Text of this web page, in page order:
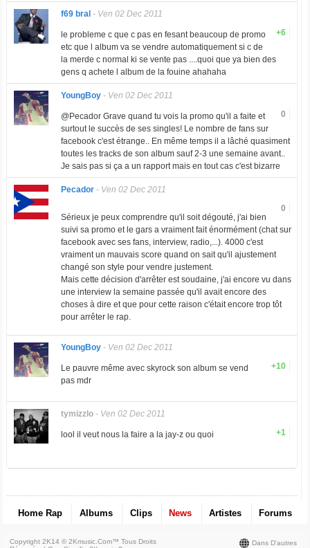
f69 bral - Ven 02 Dec 2011
+6
le probleme c que c pas en fesant beaucoup de promo
etc que l album va se vendre automatiquement si c de
la merde c normal ki se vente pas ....quoi que ya bien des
gens q achete l album de la fouine ahahaha
YoungBoy- Ven 02 Dec 2011
0
@Pecador Grave quand tu vois la promo qu'il a faite et
surtout le succès de ses singles! Le nombre de fans sur
facebook c'est étrange.. En même temps il a lâché quasiment
toutes les tracks de son album sauf 2-3 une semaine avant..
Je sais pas si ça a un rapport mais en tout cas c'est bizarre
Pecador- Ven 02 Dec 2011
0
Sérieux je peux comprendre qu'il soit dégouté, j'ai bien
suivi sa promo et le gars a vraiment fait énormément (chat sur
facebook avec ses fans, interview, radio,...). 4000 c'est
vraiment un mauvais score quand on sait qu'il ajustement
changé son style pour vendre justement.
Mais cette décision d'arrêter est soudaine, j'ai encore vu dans
une interview la semaine passée qu'il avait encore des
choses à dire et que pour cette raison c'était encore trop tôt
pour arrêter le rap.
YoungBoy- Ven 02 Dec 2011
+10
Le pauvre même avec skyrock son album se vend
pas mdr
tymizzlo- Ven 02 Dec 2011
+1
lool il veut nous la faire a la jay-z ou quoi
Home Rap Albums Clips News Artistes Forums
Dans D'autres
Copyright 2K14 © 2Kmusic.com™Tous Droits